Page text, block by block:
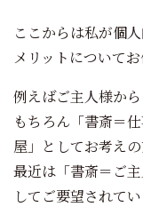
ここからは私が個
メリットについて
例えばご主人様か
もちろん「書斎＝
屋」としてお考え
最近は「書斎＝ご
してご要望されて